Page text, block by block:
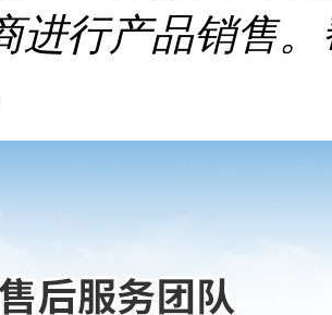
进行产品销售